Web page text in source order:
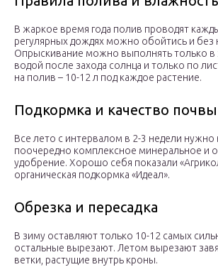
В жаркое время года полив проводят
регулярных дождях можно обойтись и без
Опрыскивание можно выполнять только в
водой после захода солнца и только по
на полив – 10-12 л под каждое растение.
Подкормка и качество почвы
Все лето с интервалом в 2-3 недели нужно
поочередно комплексное минеральное и
удобрение. Хорошо себя показали
органическая подкормка «Идеал».
Обрезка и пересадка
В зиму оставляют только 10-12 самых
остальные вырезают. Летом вырезают
ветки, растущие внутрь кроны.